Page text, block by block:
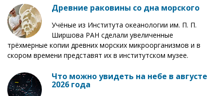
Древние раковины со дна морского
Учёные из Института океанологии им. П. П.
Ширшова РАН сделали увеличенные
трёхмерные копии древних морских микроорганизмов и в
скором времени представят их в институтском музее.
Что можно увидеть на небе в августе
2026 года